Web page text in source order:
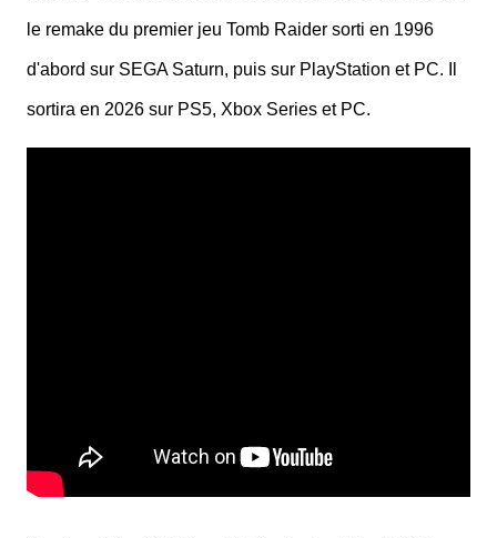
le remake du premier jeu Tomb Raider sorti en 1996
d'abord sur SEGA Saturn, puis sur PlayStation et PC. Il
sortira en 2026 sur PS5, Xbox Series et PC.